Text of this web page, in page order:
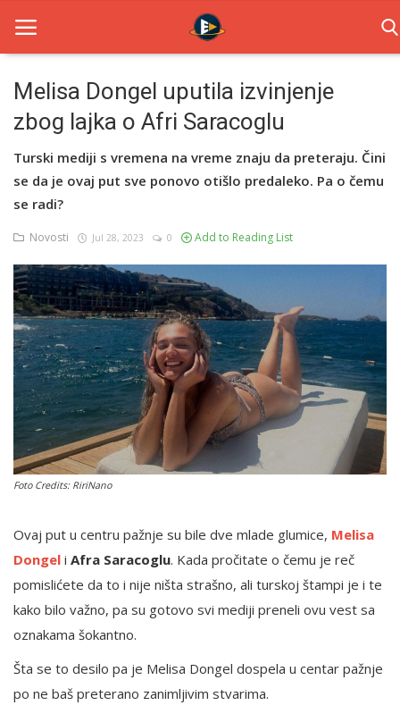
Home
Novosti
TV Serije
Filmovi
Glumci
Contact
Login
Register
English
Melisa Dongel uputila izvinjenje
zbog lajka o Afri Saracoglu
Turski mediji s vremena na vreme znaju da preteraju. Čini
se da je ovaj put sve ponovo otišlo predaleko. Pa o čemu
se radi?
Novosti Jul 28, 2023 0 Add to Reading List
Foto Credits: RiriNano
Ovaj put u centru pažnje su bile dve mlade glumice, Melisa
Dongel i Afra Saracoglu. Kada pročitate o čemu je reč
pomislićete da to i nije ništa strašno, ali turskoj štampi je i te
kako bilo važno, pa su gotovo svi mediji preneli ovu vest sa
oznakama šokantno.
Šta se to desilo pa je Melisa Dongel dospela u centar pažnje
po ne baš preterano zanimljivim stvarima.